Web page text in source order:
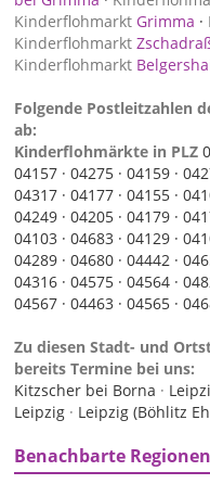
Kinderflohmarkt Grimma ·
Kinderflohmarkt
Kinderflohmarkt
Folgende Postleitzahlen
ab:
Kinderflohmärkte in PLZ
04157 ·04275 ·04159 ·
04317 ·04177 ·04155 ·
04249 ·04205 ·04179 ·
04103 ·04683 ·04129 ·
04289 ·04680 ·04442 ·
04316 ·04575 ·04564 ·
04567 ·04463 ·04565 ·
Zu diesen Stadt- und
bereits Termine bei uns:
Kitzscher bei Borna ·
Leipzig · Leipzig (Böhlitz
Benachbarte